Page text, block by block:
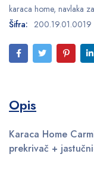
karaca home, navlaka
Šifra: 200.19.01.0019
Opis
Karaca Home
prekrivač +